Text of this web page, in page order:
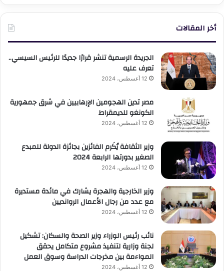
أخر المقالات
الجريدة الرسمية تنشر قرارًا جديدًا للرئيس السيسي..
تعرف عليه
12 أغسطس، 2024
مصر تدين الهجومين الإرهابيين في شرق جمهورية
الكونغو للديمقراط
12 أغسطس، 2024
وزير الثقافة يُكَرم الفائزين بجائزة الدولة للمبدع
الصغير بدورتها الرابعة 2024
12 أغسطس، 2024
وزير الخارجية والهجرة يشارك في مائدة مستديرة
مع عدد من رجال الأعمال الروانديين
12 أغسطس، 2024
نائب رئيس الوزراء وزير الصحة والسكان: تشكيل
لجنة وزارية لتنفيذ مشروع متكامل يحقق
المواءمة بين مخرجات الدراسة وسوق العمل
12 أغسطس، 2024